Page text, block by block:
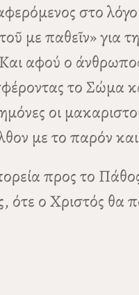
στο
με παθεῖν» για
αφού ο
το
οι
με το παρόν
προς το
ο Χριστός θα